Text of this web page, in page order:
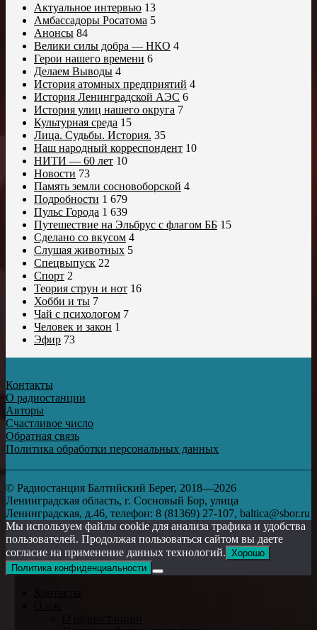
Актуальное интервью 13
Амбассадоры Росатома 5
Анонсы 84
Велики силы добра — НКО 4
Герои нашего времени 6
Делаем Выводы 4
История атомных предприятий 4
История Ленинградской АЭС 6
История улиц нашего округа 7
Культурная среда 15
Лица. Судьбы. История. 35
Наш народный корреспондент 10
НИТИ — 60 лет 10
Новости 73
Память земли сосновоборской 4
Подробности 1 679
Пульс Города 1 639
Путешествие на Эльбрус с флагом ББ 15
Сделано со вкусом 4
Слушая животных 5
Спецвыпуск 22
Спорт 2
Теория струн и нот 16
Хобби и ты 7
Чай с психологом 7
Человек и закон 1
Эфир 73
Контакты
О радиостанции
Авторы
Счастливое число
Обратная связь
Политика обработки персональных данных
© Радиостанция Балтийский Берег, 2018—2026
Ленинградская область, г. Сосновый Бор, улица
Ленинградская, д.46, телефон: 8 (81369) 27-107, baltica@sbor.ru
Мы используем файлы cookie для анализа трафика и удобства
пользователей. Продолжая пользоваться сайтом вы даете
согласие на применение данных технологий. Хорошо
Политика конфиденциальности